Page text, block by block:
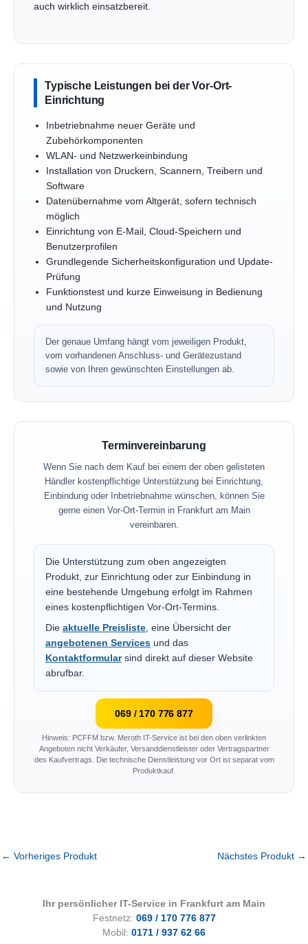
auch wirklich einsatzbereit.
Typische Leistungen bei der Vor-Ort-
Einrichtung
Inbetriebnahme neuer Geräte und
Zubehörkomponenten
WLAN- und Netzwerkeinbindung
Installation von Druckern, Scannern, Treibern und
Software
Datenübernahme vom Altgerät, sofern technisch
möglich
Einrichtung von E-Mail, Cloud-Speichern und
Benutzerprofilen
Grundlegende Sicherheitskonfiguration und Update-
Prüfung
Funktionstest und kurze Einweisung in Bedienung
und Nutzung
Der genaue Umfang hängt vom jeweiligen Produkt,
vom vorhandenen Anschluss- und Gerätezustand
sowie von Ihren gewünschten Einstellungen ab.
Terminvereinbarung
Wenn Sie nach dem Kauf bei einem der oben gelisteten
Händler kostenpflichtige Unterstützung bei Einrichtung,
Einbindung oder Inbetriebnahme wünschen, können Sie
gerne einen Vor-Ort-Termin in Frankfurt am Main
vereinbaren.
Die Unterstützung zum oben angezeigten
Produkt, zur Einrichtung oder zur Einbindung in
eine bestehende Umgebung erfolgt im Rahmen
eines kostenpflichtigen Vor-Ort-Termins.
Die aktuelle Preisliste, eine Übersicht der
angebotenen Services und das
Kontaktformularsind direkt auf dieser Website
abrufbar.
069 / 170 776 877
Hinweis: PCFFM bzw. Meroth IT-Service ist bei den oben verlinkten
Angeboten nicht Verkäufer, Versanddienstleister oder Vertragspartner
des Kaufvertrags. Die technische Dienstleistung vor Ort ist separat vom
Produktkauf.
← Vorheriges Produkt Nächstes Produkt →
Ihr persönlicher IT-Service in Frankfurt am Main
Festnetz: 069 / 170 776 877
Mobil: 0171 / 937 62 66